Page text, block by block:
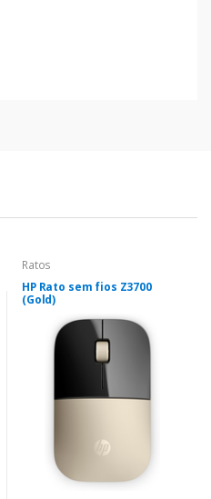
Ratos
HP Rato sem fios Z3700
(Gold)